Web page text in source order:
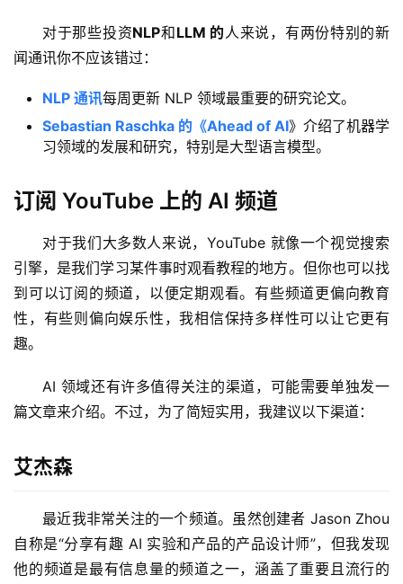
绘
梦
对于那些投资NLP和LLM 的人来说，有两份特别的新
闻通讯你不应该错过：
NLP 通讯每周更新 NLP 领域最重要的研究论文。
Sebastian Raschka 的《Ahead of AI》介绍了机器学
习领域的发展和研究，特别是大型语言模型。
订阅 YouTube 上的 AI 频道
对于我们大多数人来说，YouTube 就像一个视觉搜索
引擎，是我们学习某件事时观看教程的地方。但你也可以找
到可以订阅的频道，以便定期观看。有些频道更偏向教育
性，有些则偏向娱乐性，我相信保持多样性可以让它更有
趣。
AI 领域还有许多值得关注的渠道，可能需要单独发一
篇文章来介绍。不过，为了简短实用，我建议以下渠道：
艾杰森
最近我非常关注的一个频道。虽然创建者 Jason Zhou
自称是“分享有趣 AI 实验和产品的产品设计师”，但我发现
他的频道是最有信息量的频道之一，涵盖了重要且流行的